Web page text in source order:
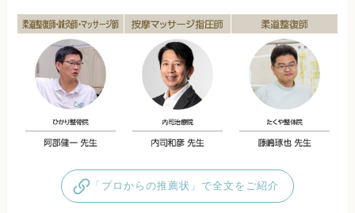
「プロからの推薦状」で全文をご紹介